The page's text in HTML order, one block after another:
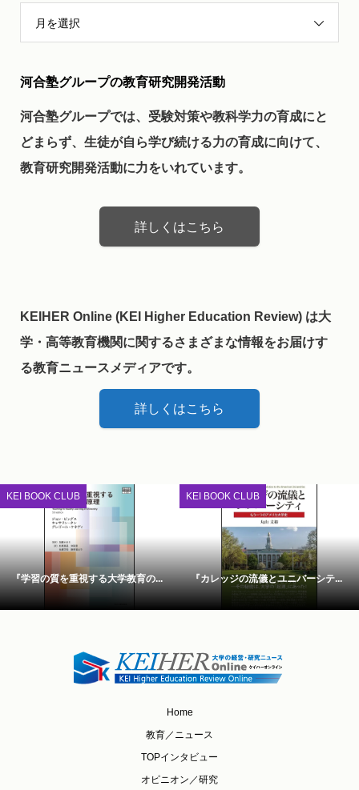
月を選択
河合塾グループの教育研究開発活動
河合塾グループでは、受験対策や教科学力の育成にと
どまらず、生徒が自ら学び続ける力の育成に向けて、
教育研究開発活動に力をいれています。
詳しくはこちら
KEIHER Online (KEI Higher Education Review) は大
学・高等教育機関に関するさまざまな情報をお届けす
る教育ニュースメディアです。
詳しくはこちら
KEI BOOK CLUB
『学習の質を重視する大学教育の...
KEI BOOK CLUB
『カレッジの流儀とユニバーシテ...
Home
教育／ニュース
TOPインタビュー
オピニオン／研究